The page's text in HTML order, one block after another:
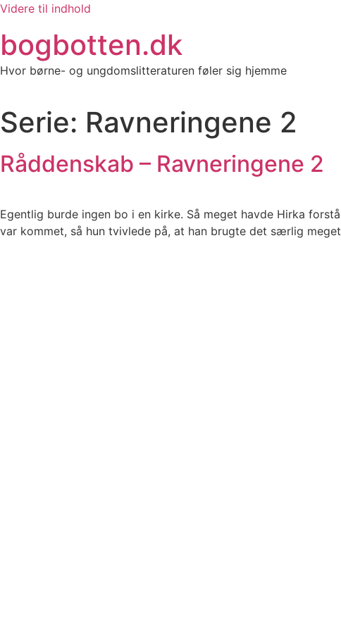
Videre til indhold
bogbotten.dk
Hvor børne- og ungdomslitteraturen føler sig hjemme
Serie: Ravneringene 2
Råddenskab – Ravneringene 2
Egentlig burde ingen bo i en kirke. Så meget havde Hirka
var kommet, så hun tvivlede på, at han brugte det særlig